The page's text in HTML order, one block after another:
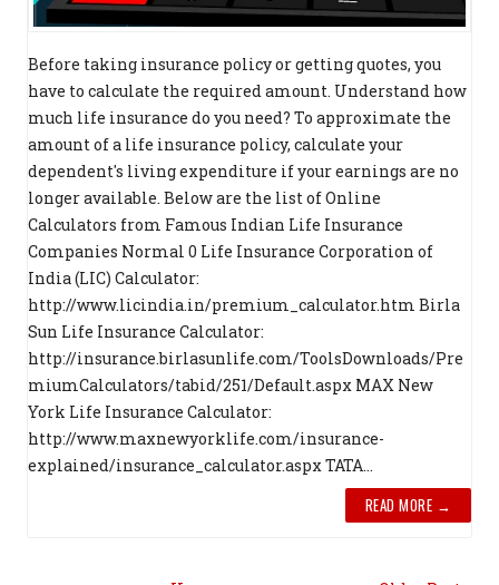
Before taking insurance policy or getting quotes, you
have to calculate the required amount. Understand how
much life insurance do you need? To approximate the
amount of a life insurance policy, calculate your
dependent's living expenditure if your earnings are no
longer available. Below are the list of Online
Calculators from Famous Indian Life Insurance
Companies Normal 0 Life Insurance Corporation of
India (LIC) Calculator:
http://www.licindia.in/premium_calculator.htm Birla
Sun Life Insurance Calculator:
http://insurance.birlasunlife.com/ToolsDownloads/Pre
miumCalculators/tabid/251/Default.aspx MAX New
York Life Insurance Calculator:
http://www.maxnewyorklife.com/insurance-
explained/insurance_calculator.aspx TATA...
READ MORE →